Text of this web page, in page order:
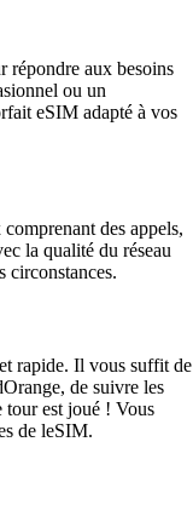
répondre aux besoins
ou un
eSIM adapté à vos
des appels,
la qualité du réseau
circonstances.
rapide. Il vous suffit de
de suivre les
est joué ! Vous
de leSIM.